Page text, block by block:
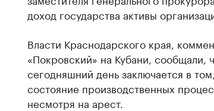
доход государства активы
Власти Краснодарского края,
«Покровский» на Кубани, сообщали,
сегодняшний день заключается в
состояние производственных
несмотря на арест.